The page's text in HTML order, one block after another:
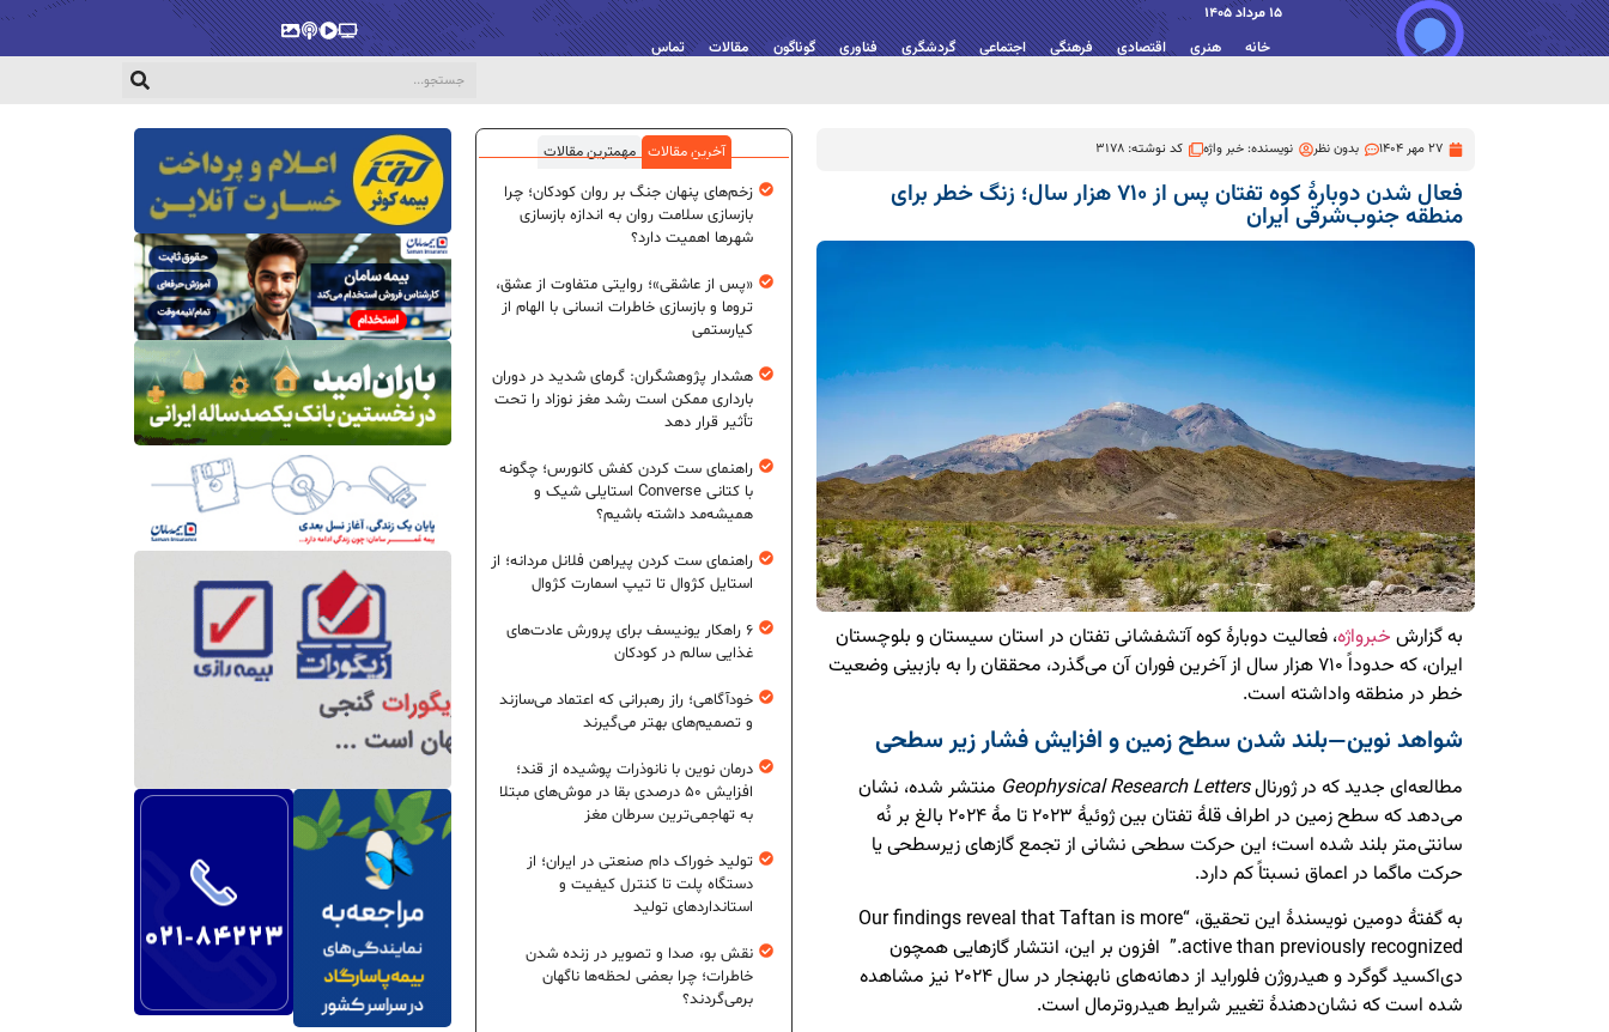
15 مرداد 1405
خانه هنری اقتصادی فرهنگی اجتماعی گردشگری فناوری گوناگون مقالات تماس
پخش‌زندهویدیو
پادکستگالری
27 مهر 1404 بدون نظر نویسنده:خبر واژه کد نوشته: 3178
فعال شدن دوبارهٔ کوه تفتان پس از ۷۱۰ هزار سال؛ زنگ خطر برای
منطقه جنوب‌شرقی ایران
به گزارش خبرواژه، فعالیت دوبارهٔ کوه آتشفشانی تفتان در استان سیستان و بلوچستان
ایران، که حدوداً ۷۱۰ هزار سال از آخرین فوران آن می‌گذرد، محققان را به بازبینی وضعیت
خطر در منطقه واداشته است.
شواهد نوین—بلند شدن سطح زمین و افزایش فشار زیر سطحی
مطالعه‌ای جدید که در ژورنالGeophysical Research Letters منتشر شده، نشان
می‌دهد که سطح زمین در اطراف قلهٔ تفتان بین ژوئیهٔ ۲۰۲۳ تا مهٔ ۲۰۲۴ بالغ بر نُه
سانتی‌متر بلند شده است؛ این حرکت سطحی نشانی از تجمع گازهای زیرسطحی یا
حرکت ماگما در اعماق نسبتاً کم دارد.
به گفتهٔ دومین نویسندهٔ این تحقیق، “Our findings reveal that Taftan is more
active than previously recognized.” افزون بر این، انتشار گازهایی همچون
دی‌اکسید گوگرد و هیدروژن فلوراید از دهانه‌های نابهنجار در سال‌ ۲۰۲۴ نیز مشاهده
شده است که نشان‌دهندهٔ تغییر شرایط هیدروترمال است.
آخرین مقالات مهمترین مقالات
زخم‌های پنهان جنگ بر روان کودکان؛ چرا
بازسازی سلامت روان به اندازه بازسازی
شهرها اهمیت دارد؟
«پس از عاشقی»؛ روایتی متفاوت از عشق،
تروما و بازسازی خاطرات انسانی با الهام از
کیارستمی
هشدار پژوهشگران: گرمای شدید در دوران
بارداری ممکن است رشد مغز نوزاد را تحت
تأثیر قرار دهد
راهنمای ست کردن کفش کانورس؛ چگونه
با کتانی Converse استایلی شیک و
همیشه‌مد داشته باشیم؟
راهنمای ست کردن پیراهن فلانل مردانه؛ از
استایل کژوال تا تیپ اسمارت کژوال
۶ راهکار یونیسف برای پرورش عادت‌های
غذایی سالم در کودکان
خودآگاهی؛ راز رهبرانی که اعتماد می‌سازند
و تصمیم‌های بهتر می‌گیرند
درمان نوین با نانوذرات پوشیده از قند؛
افزایش ۵۰ درصدی بقا در موش‌های مبتلا
به تهاجمی‌ترین سرطان مغز
تولید خوراک دام صنعتی در ایران؛ از
دستگاه پلت تا کنترل کیفیت و
استانداردهای تولید
نقش بو، صدا و تصویر در زنده شدن
خاطرات؛ چرا بعضی لحظه‌ها ناگهان
برمی‌گردند؟